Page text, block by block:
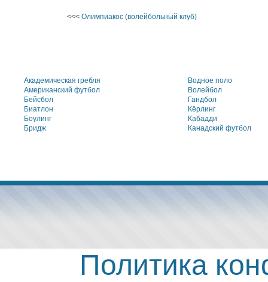
<<< Олимпиакос (волейбольный клуб)
Академическая гребля
Американский футбол
Бейсбол
Биатлон
Боулинг
Бридж
Водное поло
Волейбол
Гандбол
Кёрлинг
Кабадди
Канадский футбол
Политика